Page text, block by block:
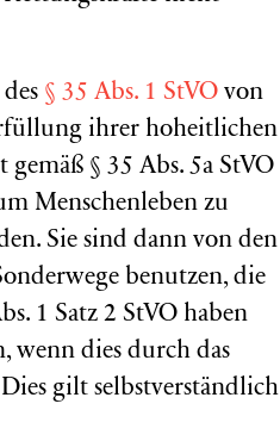
§ 35 Abs. 1 StVO von
ihrer hoheitlichen
§ 35 Abs. 5a StVO
Menschenleben zu
Sie sind dann von den
benutzen, die
1 Satz 2 StVO haben
wenn dies durch das
gilt selbstverständlich